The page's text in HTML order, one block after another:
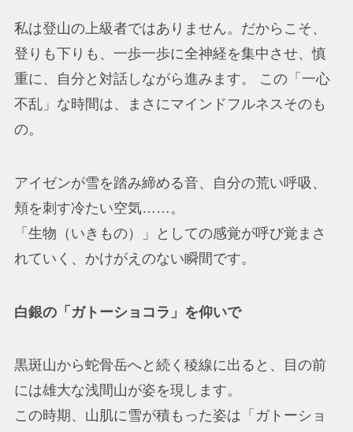
私は登山の上級者ではありません。だからこそ、
登りも下りも、一歩一歩に全神経を集中させ、慎
重に、自分と対話しながら進みます。 この「一心
不乱」な時間は、まさにマインドフルネスそのも
の。
アイゼンが雪を踏み締める音、自分の荒い呼吸、
頬を刺す冷たい空気……。
「生物（いきもの）」としての感覚が呼び覚まさ
れていく、かけがえのない瞬間です。
白銀の「ガトーショコラ」を仰いで
黒斑山から蛇骨岳へと続く稜線に出ると、目の前
には雄大な浅間山が姿を現します。
この時期、山肌に雪が積もった姿は「ガトーショ